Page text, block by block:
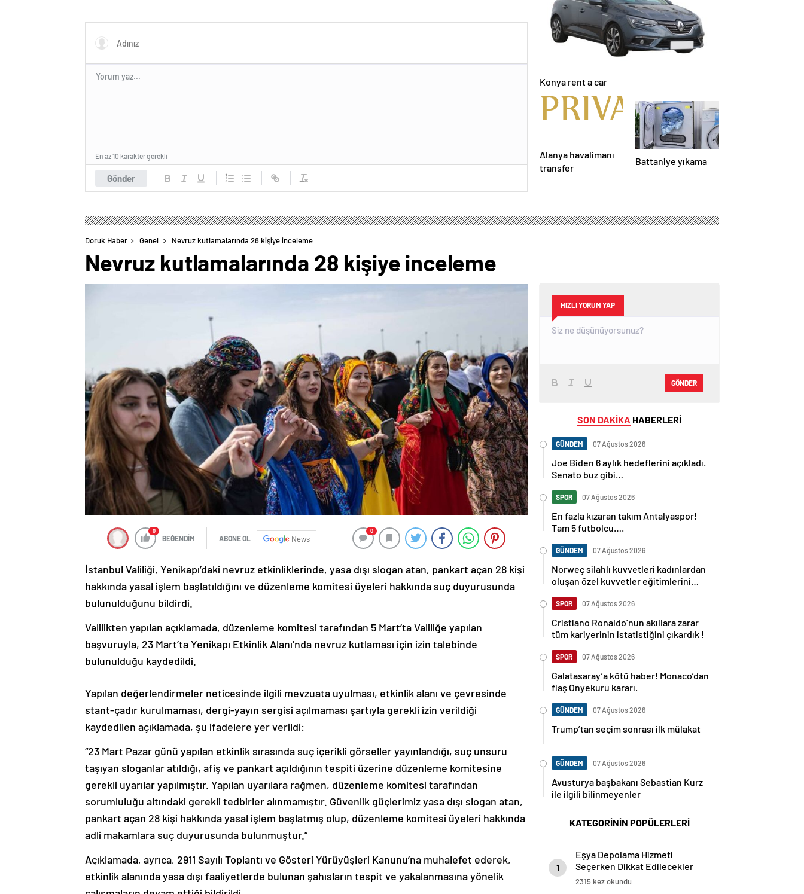
Gönder
En az 10 karakter gerekli
Konya rent a car
Alanya havalimanı
transfer
Battaniye yıkama
Doruk Haber Genel Nevruz kutlamalarında 28 kişiye inceleme
Nevruz kutlamalarında 28 kişiye inceleme
0
BEĞENDİM ABONE OL News
0
İstanbul Valiliği, Yenikapı’daki nevruz etkinliklerinde, yasa dışı slogan atan, pankart açan 28 kişi
hakkında yasal işlem başlatıldığını ve düzenleme komitesi üyeleri hakkında suç duyurusunda
bulunulduğunu bildirdi.
Valilikten yapılan açıklamada, düzenleme komitesi tarafından 5 Mart’ta Valiliğe yapılan
başvuruyla, 23 Mart’ta Yenikapı Etkinlik Alanı’nda nevruz kutlaması için izin talebinde
bulunulduğu kaydedildi.
Yapılan değerlendirmeler neticesinde ilgili mevzuata uyulması, etkinlik alanı ve çevresinde
stant-çadır kurulmaması, dergi-yayın sergisi açılmaması şartıyla gerekli izin verildiği
kaydedilen açıklamada, şu ifadelere yer verildi:
“23 Mart Pazar günü yapılan etkinlik sırasında suç içerikli görseller yayınlandığı, suç unsuru
taşıyan sloganlar atıldığı, afiş ve pankart açıldığının tespiti üzerine düzenleme komitesine
gerekli uyarılar yapılmıştır. Yapılan uyarılara rağmen, düzenleme komitesi tarafından
sorumluluğu altındaki gerekli tedbirler alınmamıştır. Güvenlik güçlerimiz yasa dışı slogan atan,
pankart açan 28 kişi hakkında yasal işlem başlatmış olup, düzenleme komitesi üyeleri hakkında
adli makamlara suç duyurusunda bulunmuştur.”
Açıklamada, ayrıca, 2911 Sayılı Toplantı ve Gösteri Yürüyüşleri Kanunu’na muhalefet ederek,
etkinlik alanında yasa dışı faaliyetlerde bulunan şahısların tespit ve yakalanmasına yönelik
HIZLI YORUM YAP
GÖNDER
SON DAKİKA HABERLERİ
GÜNDEM 07 Ağustos 2026
Joe Biden 6 aylık hedeflerini açıkladı.
Senato buz gibi…
SPOR 07 Ağustos 2026
En fazla kızaran takım Antalyaspor!
Tam 5 futbolcu….
GÜNDEM 07 Ağustos 2026
Norweç silahlı kuvvetleri kadınlardan
oluşan özel kuvvetler eğitimlerini
SPOR 07 Ağustos 2026
Cristiano Ronaldo’nun akıllara zarar
tüm kariyerinin istatistiğini çıkardık !
SPOR 07 Ağustos 2026
Galatasaray’a kötü haber! Monaco’dan
flaş Onyekuru kararı.
GÜNDEM 07 Ağustos 2026
Trump’tan seçim sonrası ilk mülakat
GÜNDEM 07 Ağustos 2026
Avusturya başbakanı Sebastian Kurz
ile ilgili bilinmeyenler
KATEGORİNİN POPÜLERLERİ
1
Eşya Depolama Hizmeti
Seçerken Dikkat Edilecekler
2315 kez okundu